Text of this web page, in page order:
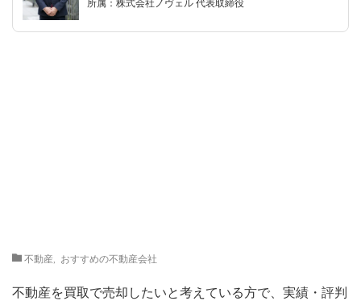
所属： 株式会社ノヴェル 代表取締役
不動産, おすすめの不動産会社
不動産を買取で売却したいと考えている方で、実績・評判